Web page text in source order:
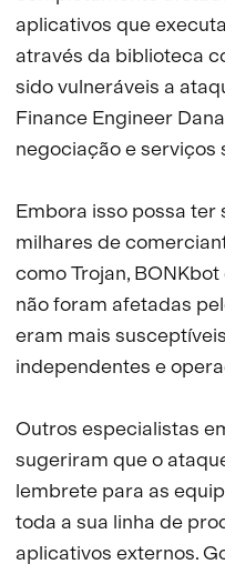
aplicativos que
através da biblioteca
sido vulneráveis a
Finance Engineer
negociação e serviços
Embora isso possa ter
milhares de
como Trojan,
não foram afetadas
eram mais
independentes e
Outros especialistas
sugeriram que o
lembrete para as
toda a sua linha de
aplicativos externos.